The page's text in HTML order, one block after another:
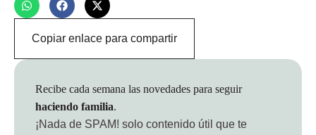
Copiar enlace para compartir
Recibe cada semana las novedades para seguir
haciendo familia.
¡Nada de SPAM! solo contenido útil que te